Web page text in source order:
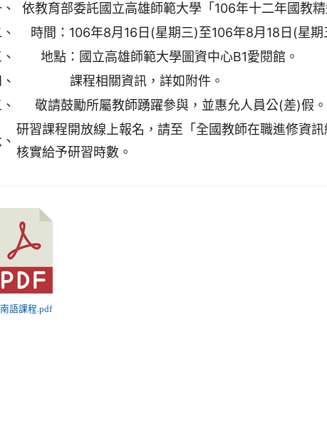
依教育部委託國立高雄師範大學 「106年十二年國教
時間：106年8月16日(星期三)至106年8月18日(星期
地點： 國立高雄師範大學圖資中心B1愛閱館。
課程相關資訊，詳如附件。
敬請鼓勵所屬教師踴躍參與，並惠允人員公(差)假。
研習課程開放線上報名，請至「全國教師在職進修資
核實給予研習時數。
語課程.pdf